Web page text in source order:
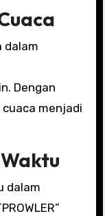
dalam
Dengan
menjadi
dalam